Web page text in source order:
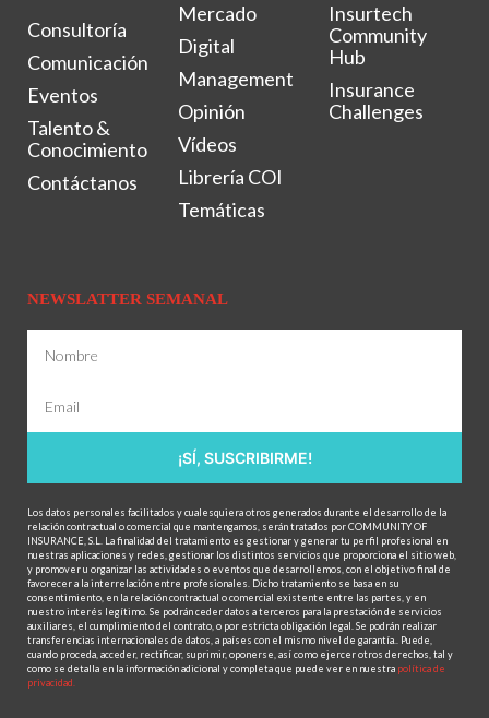
Consultoría
Comunicación
Eventos
Talento &
Conocimiento
Contáctanos
Mercado
Digital
Management
Opinión
Vídeos
Librería COI
Temáticas
Insurtech
Community
Hub
Insurance
Challenges
NEWSLATTER SEMANAL
¡SÍ, SUSCRIBIRME!
Los datos personales facilitados y cualesquiera otros generados durante el desarrollo de la
relación contractual o comercial que mantengamos, serán tratados por COMMUNITY OF
INSURANCE, S.L. La finalidad del tratamiento es gestionar y generar tu perfil profesional en
nuestras aplicaciones y redes, gestionar los distintos servicios que proporciona el sitio web,
y promover u organizar las actividades o eventos que desarrollemos, con el objetivo final de
favorecer a la interrelación entre profesionales. Dicho tratamiento se basa en su
consentimiento, en la relación contractual o comercial existente entre las partes, y en
nuestro interés legítimo. Se podrán ceder datos a terceros para la prestación de servicios
auxiliares, el cumplimiento del contrato, o por estricta obligación legal. Se podrán realizar
transferencias internacionales de datos, a países con el mismo nivel de garantía.. Puede,
cuando proceda, acceder, rectificar, suprimir, oponerse, así como ejercer otros derechos, tal y
como se detalla en la información adicional y completa que puede ver en nuestra política de
privacidad.